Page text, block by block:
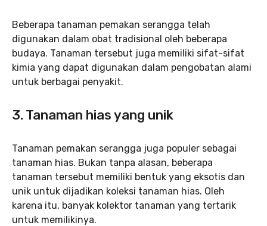
Beberapa tanaman pemakan serangga telah
digunakan dalam obat tradisional oleh beberapa
budaya. Tanaman tersebut juga memiliki sifat-sifat
kimia yang dapat digunakan dalam pengobatan alami
untuk berbagai penyakit.
3. Tanaman hias yang unik
Tanaman pemakan serangga juga populer sebagai
tanaman hias. Bukan tanpa alasan, beberapa
tanaman tersebut memiliki bentuk yang eksotis dan
unik untuk dijadikan koleksi tanaman hias. Oleh
karena itu, banyak kolektor tanaman yang tertarik
untuk memilikinya.